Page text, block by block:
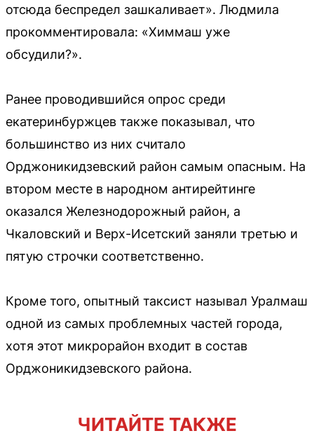
отсюда беспредел зашкаливает». Людмила
прокомментировала: «Химмаш уже
обсудили?».
Ранее проводившийся опрос среди
екатеринбуржцев также показывал, что
большинство из них считало
Орджоникидзевский район самым опасным. На
втором месте в народном антирейтинге
оказался Железнодорожный район, а
Чкаловский и Верх-Исетский заняли третью и
пятую строчки соответственно.
Кроме того, опытный таксист называл Уралмаш
одной из самых проблемных частей города,
хотя этот микрорайон входит в состав
Орджоникидзевского района.
ЧИТАЙТЕ ТАКЖЕ